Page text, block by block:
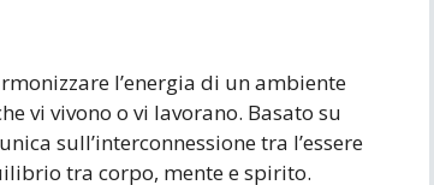
l’energia di un ambiente
vi vivono o vi lavorano. Basato su
sull’interconnessione tra l’essere
tra corpo, mente e spirito.